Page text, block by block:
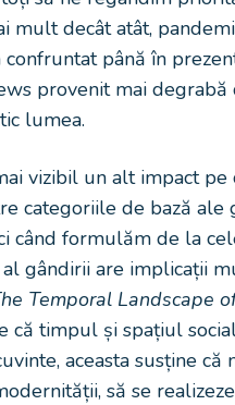
mult decât atât,
până în
provenit mai degrabă
lumea.
vizibil un alt impact pe
categoriile de bază ale
când formulăm de la
gândirii are implicații
Temporal Landscape
că timpul și spațiul
aceasta susține că
să se